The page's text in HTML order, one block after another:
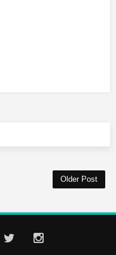
Older Post